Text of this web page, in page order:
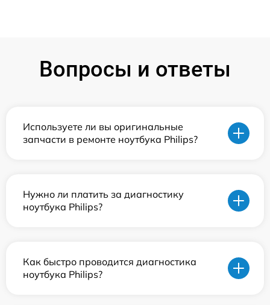
Вопросы и ответы
Используете ли вы оригинальные
запчасти в ремонте ноутбука Philips?
Нужно ли платить за диагностику
ноутбука Philips?
Как быстро проводится диагностика
ноутбука Philips?